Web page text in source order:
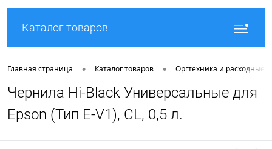
Каталог товаров
Главная страница • Каталог товаров • Оргтехника и расходные
Чернила Hi-Black Универсальные для
Epson (Тип E-V1), CL, 0,5 л.